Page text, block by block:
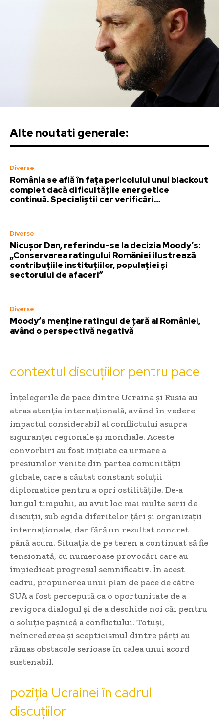
Alte noutati generale:
Diverse
România se află în fața pericolului unui blackout
complet dacă dificultățile energetice
continuă. Specialiștii cer verificări…
Diverse
Nicușor Dan, referindu-se la decizia Moody’s:
„Conservarea ratingului României ilustrează
contribuțiile instituțiilor, populației și
sectorului de afaceri”
Diverse
Moody’s menține ratingul de țară al României,
având o perspectivă negativă
contextul discuțiilor pentru pace
Înțelegerile de pace dintre Ucraina și Rusia au
atras atenția internațională, având în vedere
impactul considerabil al conflictului asupra
siguranței regionale și mondiale. Aceste
convorbiri au fost inițiate ca urmare a
presiunilor venite din partea comunității
globale, care a căutat constant soluții
diplomatice pentru a opri ostilitățile. De-a
lungul timpului, au avut loc mai multe serii de
discuții, sub egida diferitelor țări și organizații
internaționale, dar fără un rezultat concret
până acum. Situația de pe teren a continuat să fie
tensionată, cu numeroase provocări care au
împiedicat progresul semnificativ. În acest
cadru, propunerea unui plan de pace de către
SUA a fost percepută ca o oportunitate de a
revigora dialogul și de a deschide noi căi pentru
o soluție pașnică a conflictului. Totuși,
neîncrederea și scepticismul dintre părți au
rămas obstacole serioase în calea unui acord
sustenabil.
poziția Ucrainei în cadrul
discuțiilor